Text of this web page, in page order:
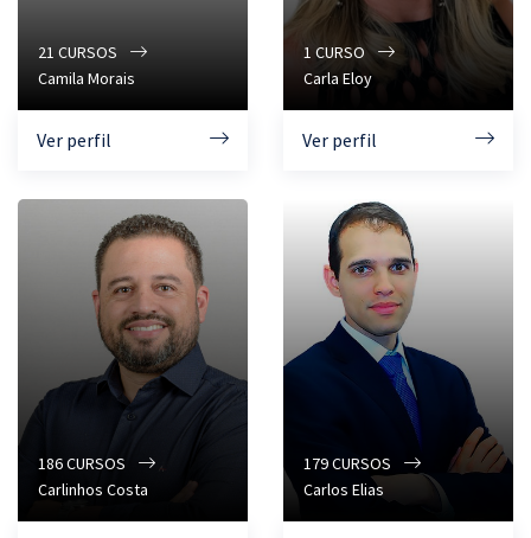
21 CURSOS
Camila Morais
Ver perfil
1 CURSO
Carla Eloy
Ver perfil
186CURSOS
Carlinhos Costa
179CURSOS
Carlos Elias